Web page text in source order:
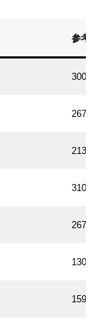
参考
300円
267円
213円
310円
267円
130円
159円